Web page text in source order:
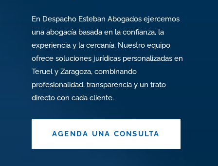
En Despacho Esteban Abogados ejercemos
una abogacía basada en la confianza, la
experiencia y la cercanía. Nuestro equipo
ofrece soluciones jurídicas personalizadas en
Teruel y Zaragoza, combinando
profesionalidad, transparencia y un trato
directo con cada cliente.
AGENDA UNA CONSULTA